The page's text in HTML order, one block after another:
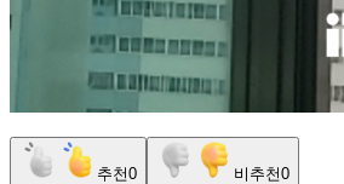
추천0 비추천0